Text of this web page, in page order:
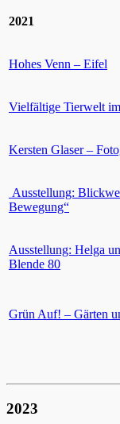
2021
Hohes Venn – Eifel
Vielfältige Tierwelt
Kersten Glaser –
Ausstellung:
Bewegung“
Ausstellung: Helga
Blende 80
Grün Auf! – Gärten
2023